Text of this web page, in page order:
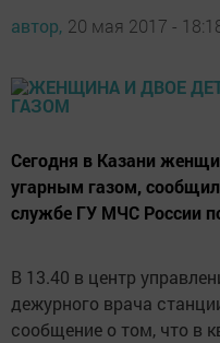
автор, 20 мая 2017 -
Сегодня в Казани
угарным газом,
службе ГУ МЧС России
В 13.40 в центр
дежурного врача
сообщение о том, что в